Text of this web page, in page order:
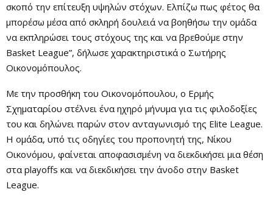
σκοπό την επίτευξη υψηλών στόχων. Ελπίζω πως φέτος θα
μπορέσω μέσα από σκληρή δουλειά να βοηθήσω την ομάδα
να εκπληρώσει τους στόχους της και να βρεθούμε στην
Basket League”, δήλωσε χαρακτηριστικά ο Σωτήρης
Οικονομόπουλος.
Με την προσθήκη του Οικονομόπουλου, ο Ερμής
Σχηματαρίου στέλνει ένα ηχηρό μήνυμα για τις φιλοδοξίες
του και δηλώνει παρών στον ανταγωνισμό της Elite League.
Η ομάδα, υπό τις οδηγίες του προπονητή της, Νίκου
Οικονόμου, φαίνεται αποφασισμένη να διεκδικήσει μια θέση
στα playoffs και να διεκδικήσει την άνοδο στην Basket
League.